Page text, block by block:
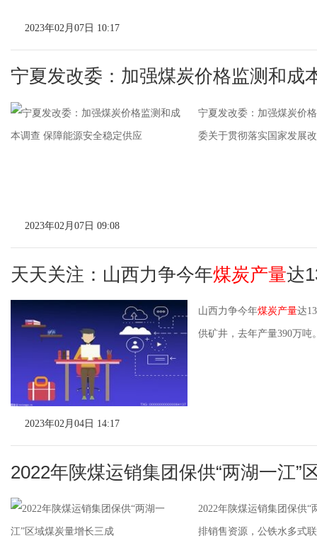
2023年02月07日 10:17
宁夏发改委：加强煤炭价格监测和成
宁夏发改委：加强煤炭价
委关于贯彻落实国家发展
2023年02月07日 09:08
天天关注：山西力争今年煤炭产量达
山西力争今年煤炭产量达
供矿井，去年产量390万
2023年02月04日 14:17
2022年陕煤运销集团保供“两湖一江”
2022年陕煤运销集团保供
排销售资源，公铁水多式